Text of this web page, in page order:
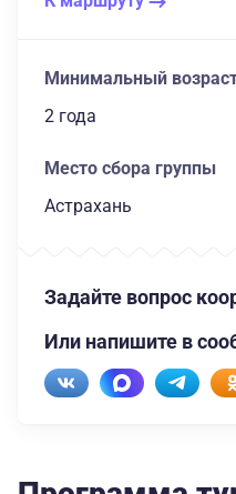
Минимальный
2 года
Место сбора группы
Астрахань
Задайте вопрос
Или напишите в